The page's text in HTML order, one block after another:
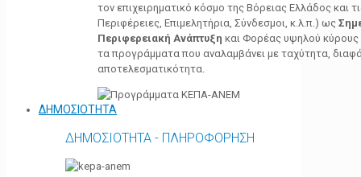
τον επιχειρηματικό κόσμο της Βόρειας Ελλάδος και
Περιφέρειες, Επιμελητήρια, Σύνδεσμοι, κ.λ.π.) ως
Περιφερειακή Ανάπτυξη και Φορέας υψηλού κύρους
τα προγράμματα που αναλαμβάνει με ταχύτητα,
αποτελεσματικότητα.
ΔΗΜΟΣΙΟΤΗΤΑ
ΔΗΜΟΣΙΟΤΗΤΑ - ΠΛΗΡΟΦΟΡΗΣΗ